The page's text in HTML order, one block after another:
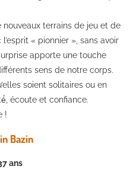
nouveaux terrains de jeu et de
« pionnier », sans avoir
apporte une touche
sens de notre corps.
soient solitaires ou en
écoute et confiance.
!
Bazin
ans